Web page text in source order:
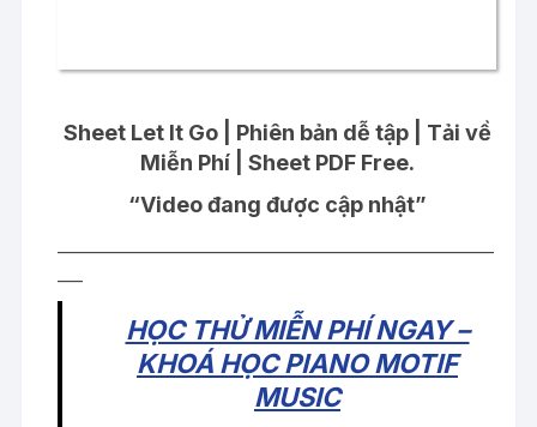
Sheet Let It Go | Phiên bản dễ tập | Tải về
Miễn Phí | Sheet PDF Free.
“Video đang được cập nhật”
HỌC THỬ MIỄN PHÍ NGAY –
KHOÁ HỌC PIANO MOTIF
MUSIC